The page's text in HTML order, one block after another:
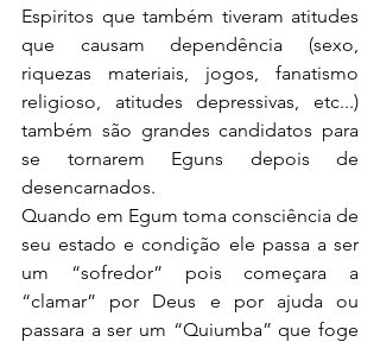
Espiritos que também tiveram atitudes
que causam dependência (sexo,
riquezas materiais, jogos, fanatismo
religioso, atitudes depressivas, etc...)
também são grandes candidatos para
se tornarem Eguns depois de
desencarnados.
Quando em Egum toma consciência de
seu estado e condição ele passa a ser
um “sofredor” pois começara a
“clamar” por Deus e por ajuda ou
passara a ser um “Quiumba” que foge